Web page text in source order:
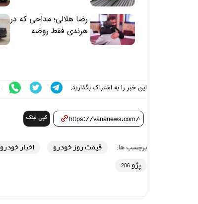
رضا هلالی؛ مداحی که در
هرندی فقط روضه
این خبر را به اشتراک بگذارید:
کپی لینک
برچسب ها: قیمت روز خودرو اخبار خودرو
پژو 206